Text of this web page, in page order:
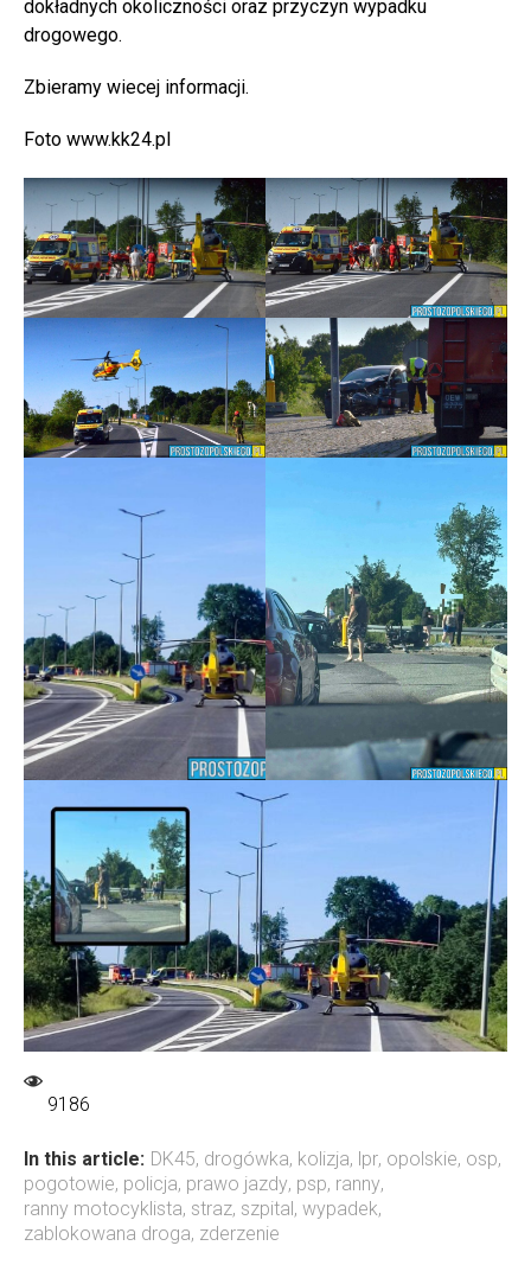
dokładnych okoliczności oraz przyczyn wypadku
drogowego.
Zbieramy wiecej informacji.
Foto www.kk24.pl
9186
In this article: DK45, drogówka, kolizja, lpr, opolskie, osp,
pogotowie, policja, prawo jazdy, psp, ranny,
ranny motocyklista, straz, szpital, wypadek,
zablokowana droga, zderzenie